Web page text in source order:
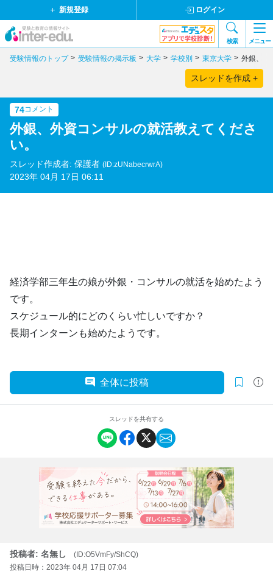
新規登録 ログイン
検索 メニュー
受験情報のトップ 受験情報の掲示板 大学 学校別 東京大学 外銀、外
スレッドを作成 +
74コメント
外銀、外資コンサルの就活教えてくださ
い。
スレッド作成者: 保護者 (ID:zUNabecrwrA)
2023年 04月 17日 06:11
経済学部三年生の娘が外銀・コンサルの就活を始めたよう
です。
スケジュール的にどのくらい忙しいですか？
長期インターンも始めたようです。
全体に投稿
スレッドを共有する
投稿者: 名無し
(ID:O5VmFy/ShCQ)
投稿日時：2023年 04月 17日 07:04